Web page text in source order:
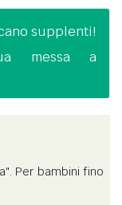
supplenti!
messa a
Per bambini fino